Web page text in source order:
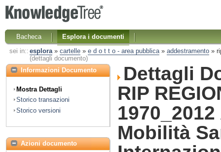
Bacheca
Esplora i documenti
sei in:: esplora» cartelle» e d o t t o - area pubblica» addestramento»
(dettagli documento)
Informazioni Documento
Mostra Dettagli
Storico transazioni
Storico versioni
Azioni documento
Dettagli
RIP
Mobilità